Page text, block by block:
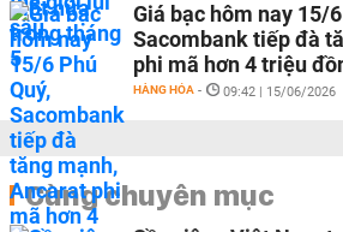
Giá bạc hôm nay 15/
Sacombank tiếp đà
phi mã hơn 4 triệu
HÀNG HÓA - 09:42 | 15/06/2026
Cùng chuyên mục